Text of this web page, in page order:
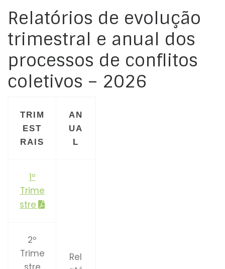
Relatórios de evolução
trimestral e anual dos
processos de conflitos
coletivos – 2026
TRIM
EST
RAIS
AN
UA
L
1º
Trime
stre
Rel
2º
Trime